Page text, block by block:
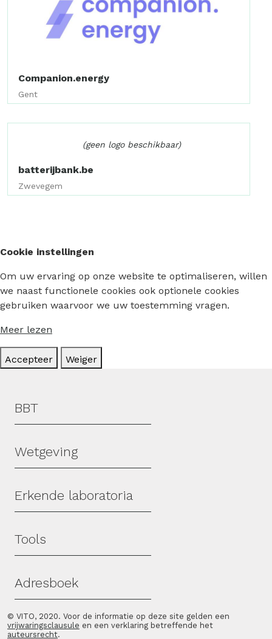
Companion.energy
Gent
(geen logo beschikbaar)
batterijbank.be
Zwevegem
Cookie instellingen
Om uw ervaring op onze website te optimaliseren, willen
we naast functionele cookies ook optionele cookies
gebruiken waarvoor we uw toestemming vragen.
Meer lezen
Accepteer Weiger
Hoofdmenu
BBT
Wetgeving
Erkende laboratoria
Tools
Adresboek
© VITO, 2020. Voor de informatie op deze site gelden een
vrijwaringsclausule en een verklaring betreffende het
auteursrecht.